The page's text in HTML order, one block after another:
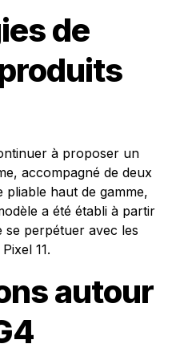
de
à proposer un
accompagné de deux
pliable haut de gamme,
a été établi à partir
se perpétuer avec les
11.
autour